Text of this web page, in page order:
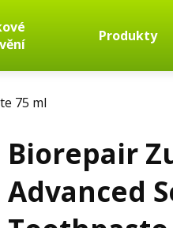
Produkty
75 ml
Biorepair
Advanced